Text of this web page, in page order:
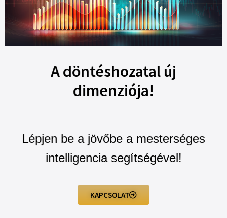
A döntéshozatal új
dimenziója!
Lépjen be a jövőbe a mesterséges
intelligencia segítségével!
KAPCSOLAT